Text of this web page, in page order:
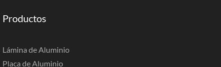
Productos
Lámina de Aluminio
Placa de Aluminio